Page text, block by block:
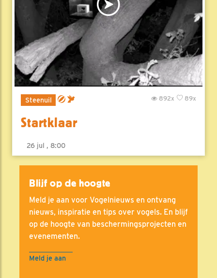
Steenuil 89x
892x
Startklaar
26 jul , 8:00
Blijf op de hoogte
Meld je aan voor Vogelnieuws en ontvang
nieuws, inspiratie en tips over vogels. En blijf
op de hoogte van beschermingsprojecten en
evenementen.
Meld je aan